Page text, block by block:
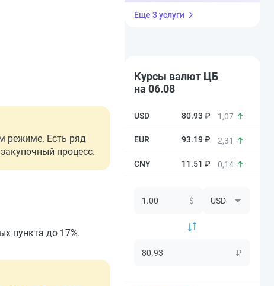
режиме. Есть ряд
процесс.
пункта до 17%.
Еще 3 услуги
Курсы валют ЦБ
на 06.08
80.93 ₽ 1,07
93.19 ₽ 2,31
11.51 ₽ 0,14
$
₽